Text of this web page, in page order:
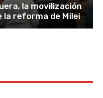
la movilización
la reforma de Milei